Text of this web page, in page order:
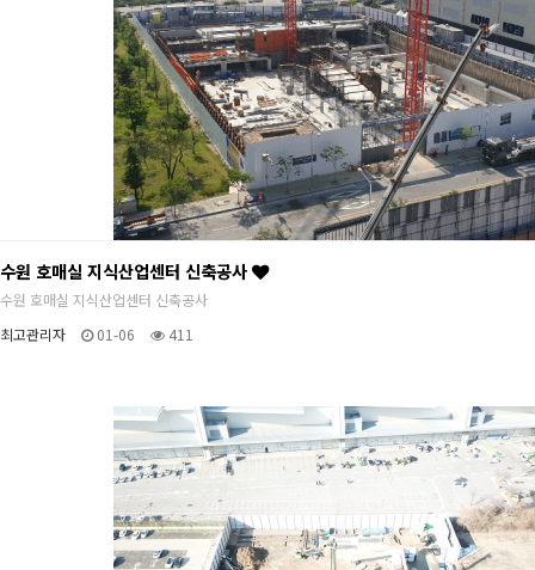
수원 호매실 지식산업센터 신축공사
수원 호매실 지식산업센터 신축공사
최고관리자
01-06 411